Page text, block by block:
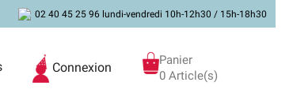
02 40 45 25 96 lundi-vendredi 10h-12h30 / 15h-18h30
Connexion
Panier
0 Article(s)